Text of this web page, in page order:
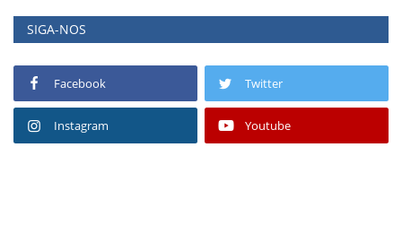
SIGA-NOS
Facebook Twitter
Instagram Youtube